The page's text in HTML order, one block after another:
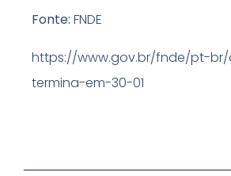
Fonte: FNDE
https://www.gov.br/fnde/pt-
termina-em-30-01